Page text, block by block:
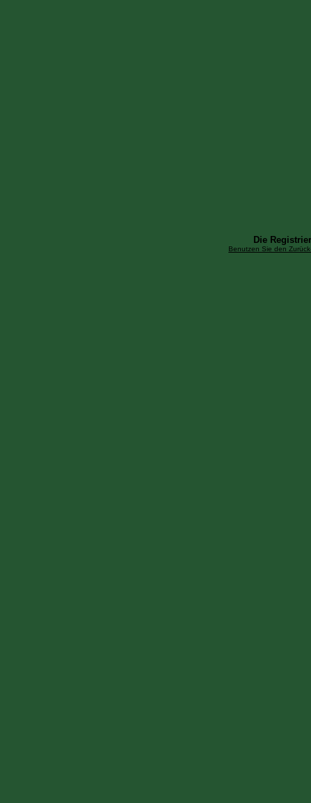
Die
Benutzen Sie den